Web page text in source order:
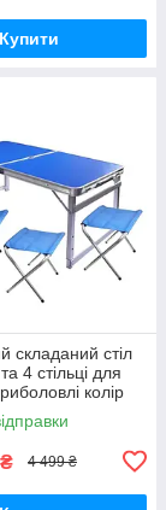
Купити
складаний стіл
4 стільці для
колір
₴ 4 499 ₴